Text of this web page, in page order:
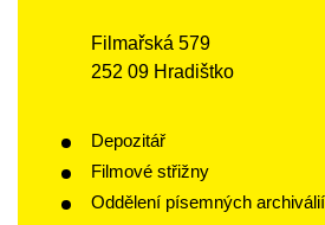
Filmařská 579
252 09 Hradištko
Depozitář
Filmové střižny
Oddělení písemných archiválií